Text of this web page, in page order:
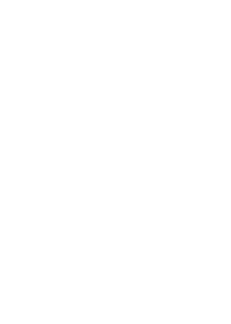
4,200.00 din..